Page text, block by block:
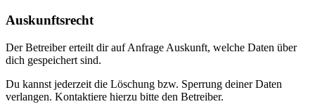
Auskunftsrecht
Der Betreiber erteilt dir auf Anfrage Auskunft, welche Daten über
dich gespeichert sind.
Du kannst jederzeit die Löschung bzw. Sperrung deiner Daten
verlangen. Kontaktiere hierzu bitte den Betreiber.